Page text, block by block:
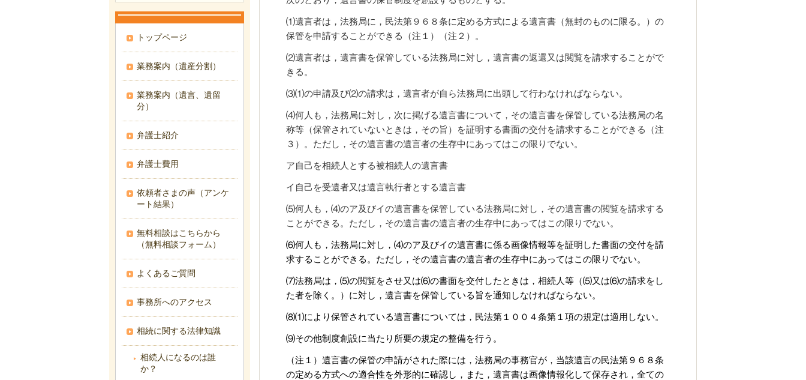
⑴遺言者は，法務局に，民法第９６８条に定める方式による遺言書（無封のものに限る。）の
保管を申請することができる（注１）（注２）。
⑵遺言者は，遺言書を保管している法務局に対し，遺言書の返還又は閲覧を請求することがで
きる。
⑶⑴の申請及び⑵の請求は，遺言者が自ら法務局に出頭して行わなければならない。
⑷何人も，法務局に対し，次に掲げる遺言書について，その遺言書を保管している法務局の名
称等（保管されていないときは，その旨）を証明する書面の交付を請求することができる（注
３）。ただし，その遺言書の遺言者の生存中にあってはこの限りでない。
ア自己を相続人とする被相続人の遺言書
イ自己を受遺者又は遺言執行者とする遺言書
⑸何人も， ⑷のア及びイの遺言書を保管している法務局に対し，その遺言書の閲覧を請求する
ことができる。ただし，その遺言書の遺言者の生存中にあってはこの限りでない。
⑹何人も，法務局に対し，⑷のア及びイの遺言書に係る画像情報等を証明した書面の交付を請
求することができる。ただし，その遺言書の遺言者の生存中にあってはこの限りでない。
⑺法務局は，⑸の閲覧をさせ又は⑹の書面を交付したときは，相続人等（⑸又は⑹の請求をし
た者を除く。）に対し，遺言書を保管している旨を通知しなければならない。
⑻⑴により保管されている遺言書については，民法第１００４条第１項の規定は適用しない。
⑼その他制度創設に当たり所要の規定の整備を行う。
（注１）遺言書の保管の申請がされた際には，法務局の事務官が，当該遺言の民法第９６８条
の定める方式への適合性を外形的に確認し，また，遺言書は画像情報化して保存され，全ての
トップページ
業務案内（遺産分割）
業務案内（遺言、遺留
分）
弁護士紹介
弁護士費用
依頼者さまの声（アンケ
ート結果）
無料相談はこちらから
（無料相談フォーム）
よくあるご質問
事務所へのアクセス
相続に関する法律知識
相続人になるのは誰
か？